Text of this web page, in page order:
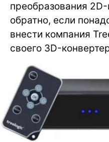
преобразования
обратно, если
внести компания
своего 3D-